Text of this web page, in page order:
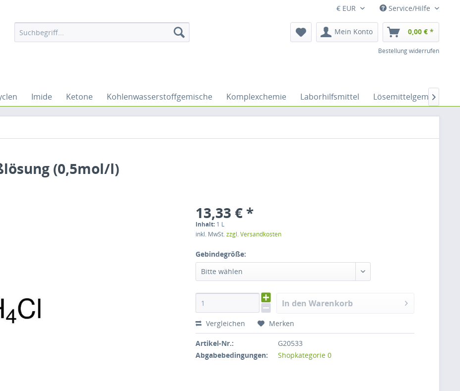
€ EUR Service/Hilfe
Mein Konto 0,00 € *
Bestellung widerrufen
Imide Ketone Kohlenwasserstoffgemische Komplexchemie Laborhilfsmittel Lösemittelgemische

(0,5mol/l)
13,33 € *
Inhalt: 1 L
inkl. MwSt.zzgl. Versandkosten
Gebindegröße:
Bitte wählen
In den Warenkorb
Vergleichen Merken
Artikel-Nr.:
G20533
Abgabebedingungen:
Shopkategorie 0